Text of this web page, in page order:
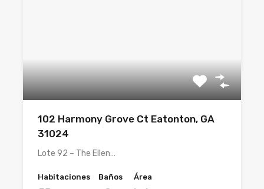
102 Harmony Grove Ct Eatonton, GA
31024
Lote 92 – The Ellen…
Habitaciones Baños Área